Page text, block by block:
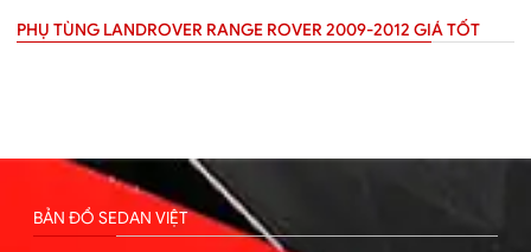
PHỤ TÙNG LANDROVER RANGE ROVER 2009-2012 GIÁ TỐT
BẢN ĐỒ SEDAN VIỆT